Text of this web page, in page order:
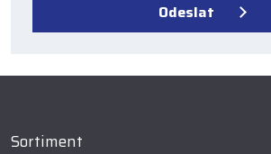
údajů.
Odeslat
se
Sortiment